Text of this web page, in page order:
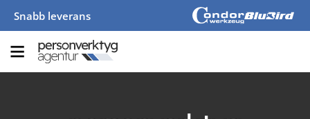
Snabb leverans